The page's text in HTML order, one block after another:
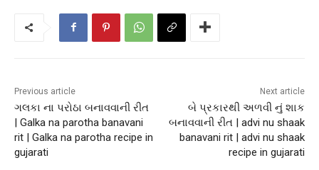
Previous article
ગલકા ના પરોઠા બનાવવાની રીત
| Galka na parotha banavani
rit | Galka na parotha recipe in
gujarati
Next article
બે પ્રકારથી અળવી નું શાક
બનાવવાની રીત | advi nu shaak
banavani rit | advi nu shaak
recipe in gujarati